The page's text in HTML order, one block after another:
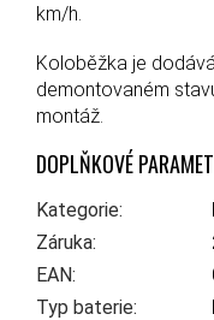
km/h.
Koloběžka je
demontovaném
montáž.
DOPLŇKOVÉ
Kategorie:
Záruka:
EAN:
Typ baterie: